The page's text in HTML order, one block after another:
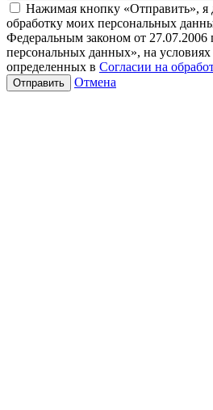
Нажимая кнопку «Отправить», я
обработку моих персональных
Федеральным законом от
персональных данных», на условиях
определенных в Согласии на
Отмена